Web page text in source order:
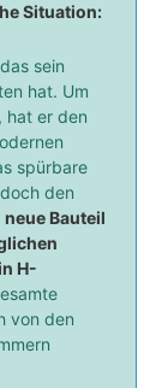
Situation:
sein
hat. Um
hat er den
spürbare
den
neue Bauteil
H-
von den